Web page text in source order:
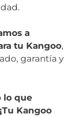
a
tu Kangoo,
garantía y
lo que
Kangoo